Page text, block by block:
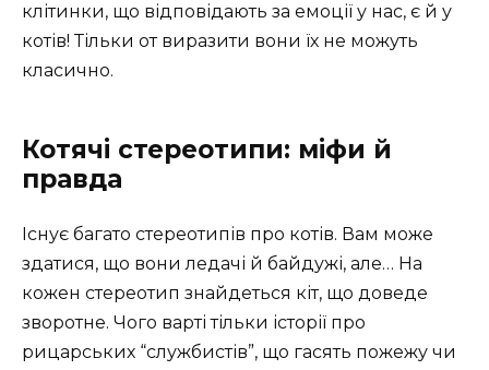
клітинки, що відповідають за емоції у нас, є й у
котів! Тільки от виразити вони їх не можуть
класично.
Котячі стереотипи: міфи й
правда
Існує багато стереотипів про котів. Вам може
здатися, що вони ледачі й байдужі, але… На
кожен стереотип знайдеться кіт, що доведе
зворотне. Чого варті тільки історії про
рицарських “службистів”, що гасять пожежу чи